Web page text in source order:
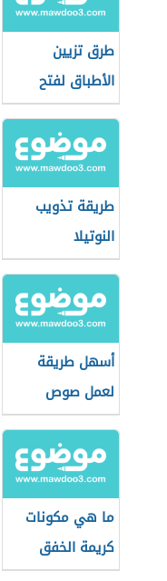
طرق تزيين
الأطباق لفتح
شهيتك
طريقة تذويب
النوتيلا
أسهل طريقة
لعمل صوص
التوفي
ما هي مكونات
كريمة الخفق